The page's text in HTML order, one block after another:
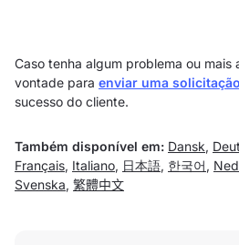
Caso tenha algum problema ou mais
vontade para enviar uma solicitação
sucesso do cliente.
Também disponível em: Dansk,
Français, Italiano, 日本語, 한국어 ,
Svenska, 繁體中文